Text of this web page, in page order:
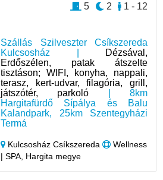
Szállás Szilveszter Csíkszereda
Kulcsosház |
Dézsával,
Erdőszélen, patak átszelte
tisztáson; WIFI, konyha, nappali,
terasz, kert-udvar, filagória, grill,
játszótér, parkoló | 8km
Hargitafürdő Sípálya és Balu
Kalandpark, 25km Szentegyházi
Termá
Kulcsosház Csíkszereda
Wellness
| SPA, Hargita megye
1 - 12
2
5